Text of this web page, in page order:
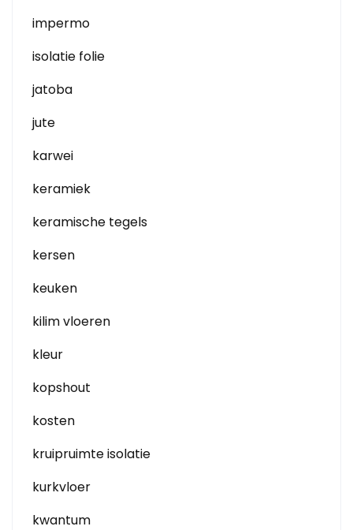
impermo
isolatie folie
jatoba
jute
karwei
keramiek
keramische tegels
kersen
keuken
kilim vloeren
kleur
kopshout
kosten
kruipruimte isolatie
kurkvloer
kwantum